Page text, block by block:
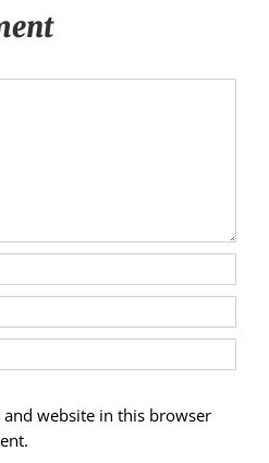
website in this browser